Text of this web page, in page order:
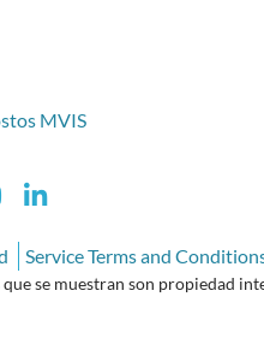
MVIS
Service Terms and
se muestran son propiedad